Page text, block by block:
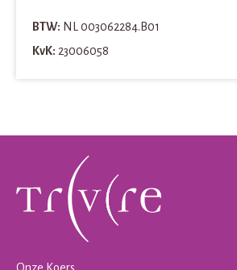
BTW: NL 003062284.B01
KvK: 23006058
Contactinformatie